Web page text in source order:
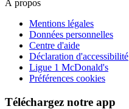
À propos
Mentions légales
Données personnelles
Centre d'aide
Déclaration d'accessibilité
Ligue 1 McDonald's
Préférences cookies
Téléchargez notre app